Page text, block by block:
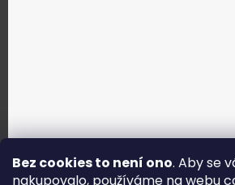
Bez cookies to není ono. Aby se
nakupovalo, používáme na webu